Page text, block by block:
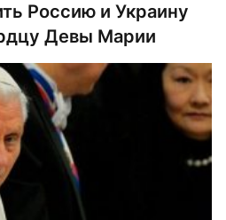
Россию и Украину
Девы Марии